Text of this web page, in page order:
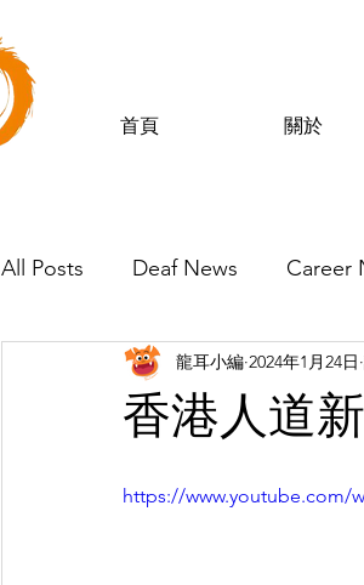
首頁 關於
All Posts Deaf News Career
Silence’s Friends
香港人道
龍耳小編 2024年1月24日
https://www.youtube.com/